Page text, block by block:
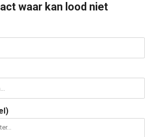
waar kan lood niet